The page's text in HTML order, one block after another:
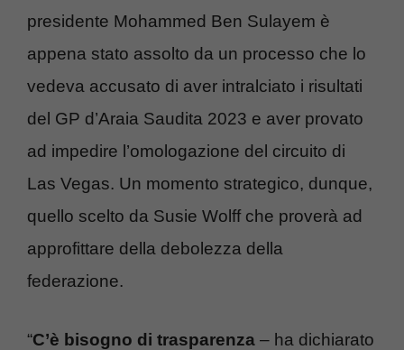
presidente Mohammed Ben Sulayem è
appena stato assolto da un processo che lo
vedeva accusato di aver intralciato i risultati
del GP d’Araia Saudita 2023 e aver provato
ad impedire l’omologazione del circuito di
Las Vegas. Un momento strategico, dunque,
quello scelto da Susie Wolff che proverà ad
approfittare della debolezza della
federazione.
“C’è bisogno di trasparenza – ha dichiarato